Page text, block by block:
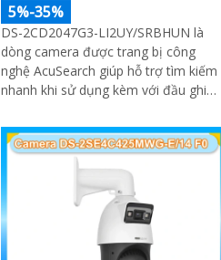
5%-35%
DS-2CD2047G3-LI2UY/SRBHUN là
dòng camera được trang bị công
nghệ AcuSearch giúp hỗ trợ tìm kiếm
nhanh khi sử dụng kèm với đầu ghi
sáng WDR 130dB, trang bị micro kép
và loa hỗ trợ đàm thoại 2 chiều, ống